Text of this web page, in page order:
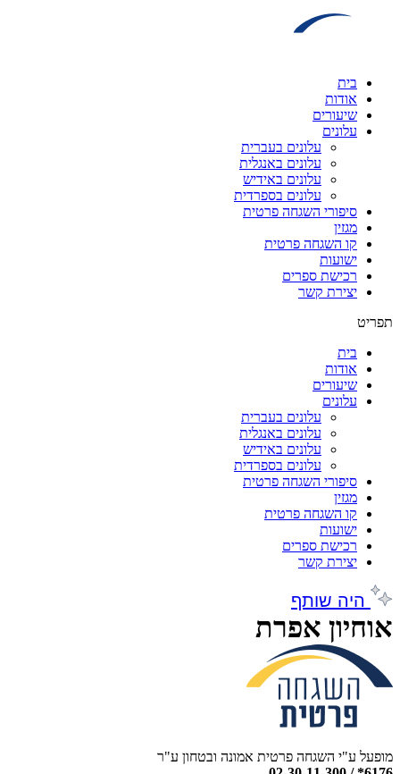
בית
אודות
שיעורים
עלונים
עלונים בעברית
עלונים באנגלית
עלונים באידיש
עלונים בספרדית
סיפורי השגחה פרטית
מגזין
קו השגחה פרטית
ישועות
רכישת ספרים
יצירת קשר
תפריט
בית
אודות
שיעורים
עלונים
עלונים בעברית
עלונים באנגלית
עלונים באידיש
עלונים בספרדית
סיפורי השגחה פרטית
מגזין
קו השגחה פרטית
ישועות
רכישת ספרים
יצירת קשר
היה שותף
אוחיון אפרת
מופעל ע"י השגחה פרטית אמונה ובטחון ע"ר